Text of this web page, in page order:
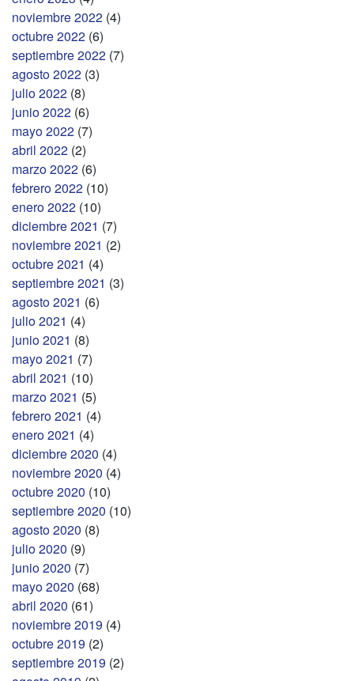
noviembre 2022 (4)
octubre 2022 (6)
septiembre 2022 (7)
agosto 2022 (3)
julio 2022 (8)
junio 2022 (6)
mayo 2022 (7)
abril 2022 (2)
marzo 2022 (6)
febrero 2022 (10)
enero 2022 (10)
diciembre 2021 (7)
noviembre 2021 (2)
octubre 2021 (4)
septiembre 2021 (3)
agosto 2021 (6)
julio 2021 (4)
junio 2021 (8)
mayo 2021 (7)
abril 2021 (10)
marzo 2021 (5)
febrero 2021 (4)
enero 2021 (4)
diciembre 2020 (4)
noviembre 2020 (4)
octubre 2020 (10)
septiembre 2020 (10)
agosto 2020 (8)
julio 2020 (9)
junio 2020 (7)
mayo 2020 (68)
abril 2020 (61)
noviembre 2019 (4)
octubre 2019 (2)
septiembre 2019 (2)